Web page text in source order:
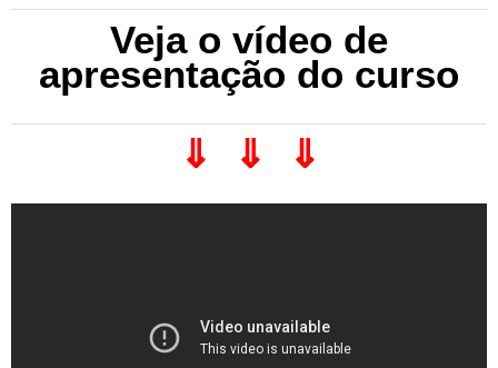
Veja o vídeo de
apresentação do curso
⇓ ⇓ ⇓